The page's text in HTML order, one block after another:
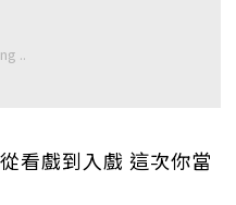
看戲到入戲 這次你當